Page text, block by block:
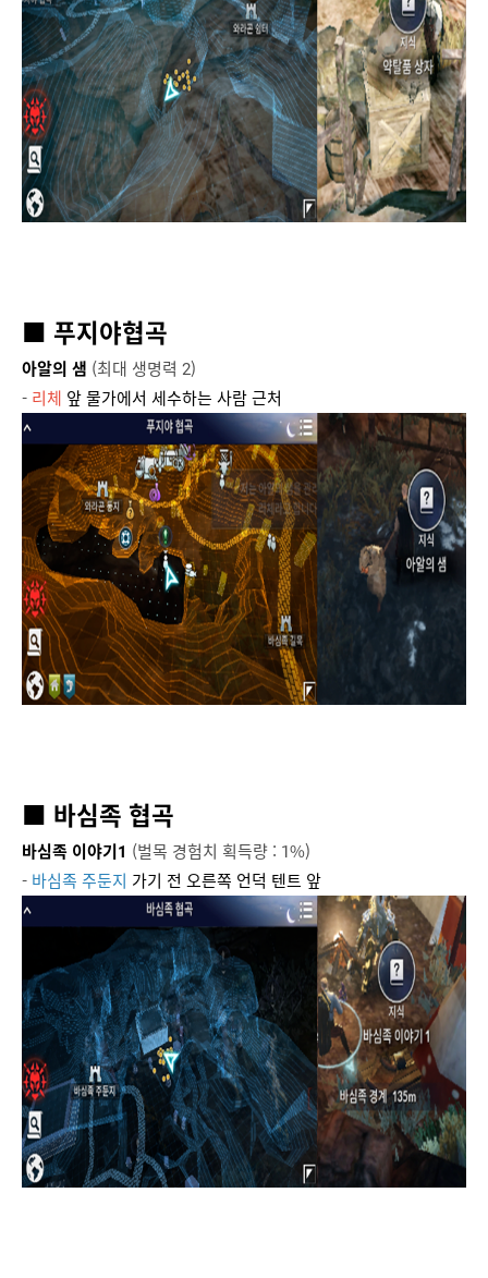
■ 푸지야협곡
아알의 샘 (최대 생명력 2)
- 리체 앞 물가에서 세수하는 사람 근처
■ 바심족 협곡
바심족 이야기1 (벌목 경험치 획득량 : 1%)
- 바심족 주둔지 가기 전 오른쪽 언덕 텐트 앞